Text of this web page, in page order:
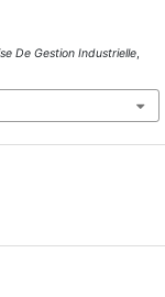
De Gestion Industrielle,